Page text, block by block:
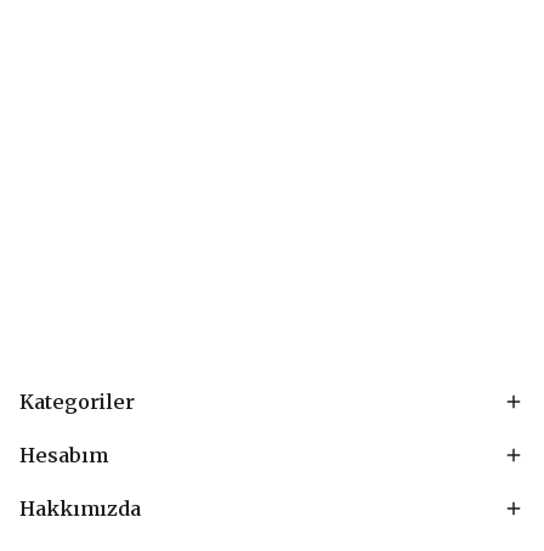
Kategoriler
Hesabım
Hakkımızda